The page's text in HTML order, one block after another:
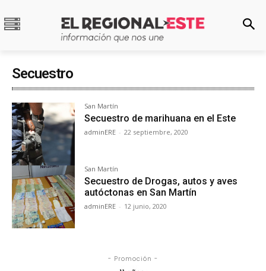
Secuestro
San Martín
Secuestro de marihuana en el Este
adminERE - 22 septiembre, 2020
San Martín
Secuestro de Drogas, autos y aves
autóctonas en San Martín
adminERE - 12 junio, 2020
- Promoción -